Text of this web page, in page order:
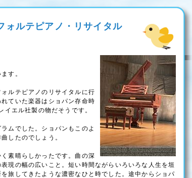
ォルテピアノ・リサイタル
す。
ルテピアノのリサイタルに行
ていた楽器はショパン存命時
エル社製の物だそうです。
ムでした。ショパンもこのよ
したのでしょう。
素晴らしかったです。曲の深
現の幅の広いこと。短い時間ながらいろいろな人生を垣
旅してきたような濃密なひと時でした。途中からショパ